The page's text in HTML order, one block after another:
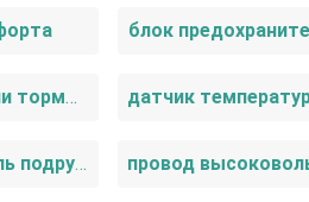
блок
Датчик педали тормоза (лягушка)
переключатель подрулевой (стрекоза)